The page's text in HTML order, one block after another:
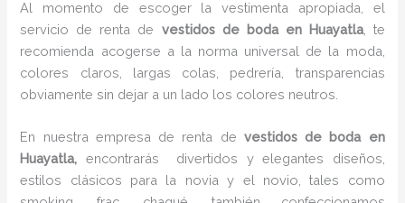
Al momento de escoger la vestimenta apropiada, el
servicio de renta de vestidos de boda en Huayatla, te
recomienda acogerse a la norma universal de la moda,
colores claros, largas colas, pedrería, transparencias
obviamente sin dejar a un lado los colores neutros.
En nuestra empresa de renta de vestidos de boda en
Huayatla, encontrarás
divertidos y elegantes diseños,
estilos clásicos para la novia y el novio, tales como